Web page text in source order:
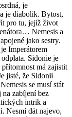
je
je diabolik. Bytost,
pro tu, jejíž život
Nemesis a
jako sestry.
Imperátorem
Sidonie je
má zajistit
jisté, že Sidonii
se musí stát
na zabíjení bez
intrik a
Nesmí dát najevo,